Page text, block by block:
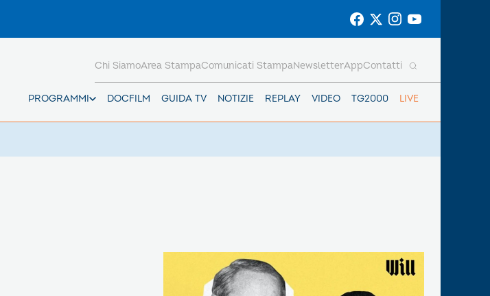
PROGRAMMI DOCFILM GUIDA TV NOTIZIE REPLAY VIDEO TG2000 LIVE
Chi SiamoArea StampaComunicati StampaNewsletterAppContatti